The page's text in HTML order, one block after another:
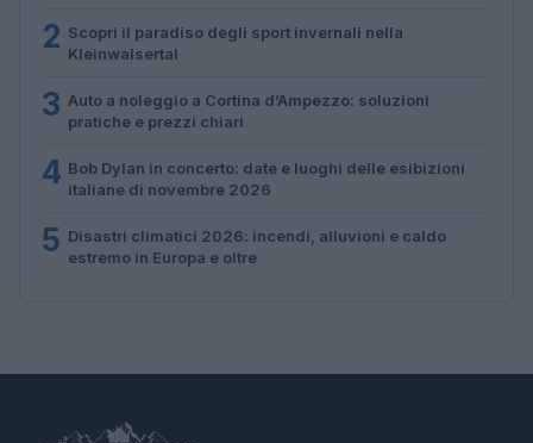
2 Scopri il paradiso degli sport invernali nella
Kleinwalsertal
3 Auto a noleggio a Cortina d’Ampezzo: soluzioni
pratiche e prezzi chiari
4 Bob Dylan in concerto: date e luoghi delle esibizioni
italiane di novembre 2026
5 Disastri climatici 2026: incendi, alluvioni e caldo
estremo in Europa e oltre